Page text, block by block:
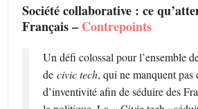
Société collaborative : ce
Français – Contrepoints
Un défi colossal pour l’ensemble
decivic tech, qui ne manquent pas
d’inventivité afin de séduire des